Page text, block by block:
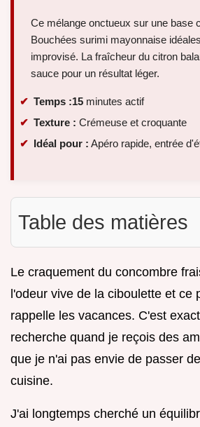
Ce mélange onctueux sur une base
Bouchées surimi mayonnaise
improvisé. La fraîcheur du citron
sauce pour un résultat léger.
Temps :15 minutes actif
Texture : Crémeuse et croquante
Idéal pour : Apéro rapide, entrée
Table des matières
Le craquement du concombre
l'odeur vive de la ciboulette et ce
rappelle les vacances. C'est
recherche quand je reçois des
que je n'ai pas envie de passer
cuisine.
J'ai longtemps cherché un